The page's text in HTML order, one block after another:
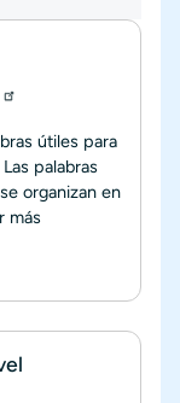
útiles para
palabras
organizan en
más